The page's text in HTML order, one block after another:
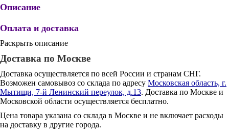
Описание
Оплата и доставка
Раскрыть описание
Доставка по Москве
Доставка осуществляется по всей России и странам СНГ.
Возможен самовывоз со склада по адресу Московская область, г.
Мытищи, 7-й Ленинский переулок, д.13. Доставка по Москве и
Московской области осуществляется бесплатно.
Цена товара указана со склада в Москве и не включает расходы
на доставку в другие города.